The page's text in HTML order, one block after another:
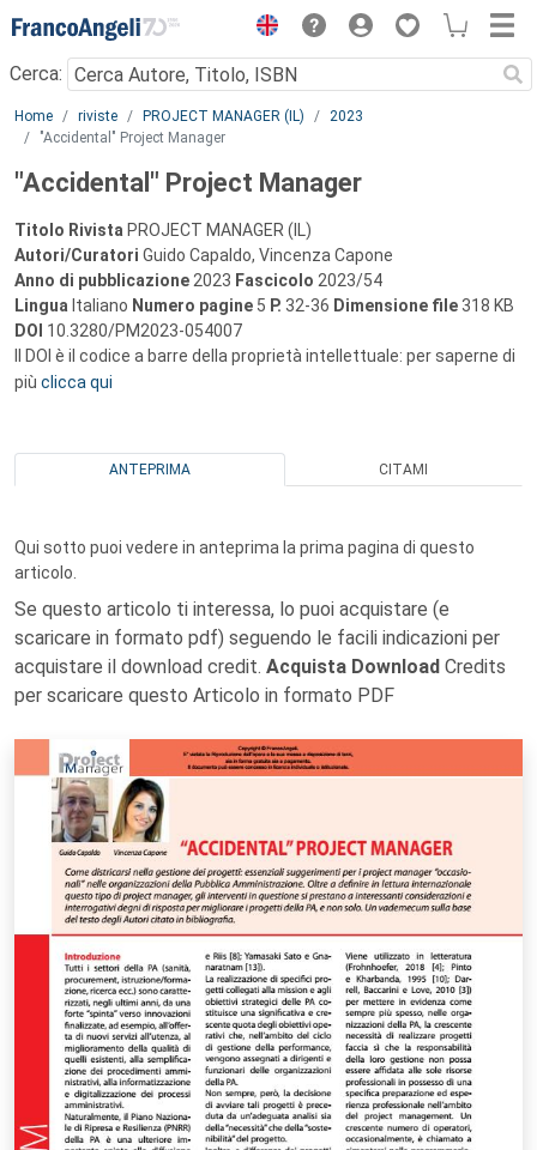
Menu
Cerca:
Main content
Home riviste PROJECT MANAGER (IL)
2023
"Accidental" Project Manager
"Accidental" Project Manager
Titolo Rivista PROJECT MANAGER (IL)
Autori/Curatori Guido Capaldo, Vincenza Capone
Anno di pubblicazione 2023 Fascicolo 2023/54
Lingua Italiano Numero pagine 5 P. 32-36 Dimensione file 318 KB
DOI 10.3280/PM2023-054007
Il DOI è il codice a barre della proprietà intellettuale: per saperne di
più clicca qui
ANTEPRIMA CITAMI
Qui sotto puoi vedere in anteprima la prima pagina di questo
articolo.
Se questo articolo ti interessa, lo puoi acquistare (e
scaricare in formato pdf) seguendo le facili indicazioni per
acquistare il download credit. Acquista Download Credits
per scaricare questo Articolo in formato PDF